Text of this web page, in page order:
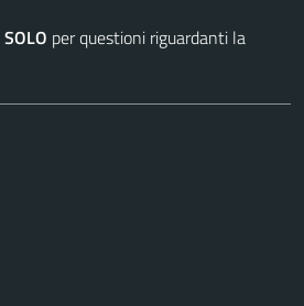
SOLO per questioni riguardanti la